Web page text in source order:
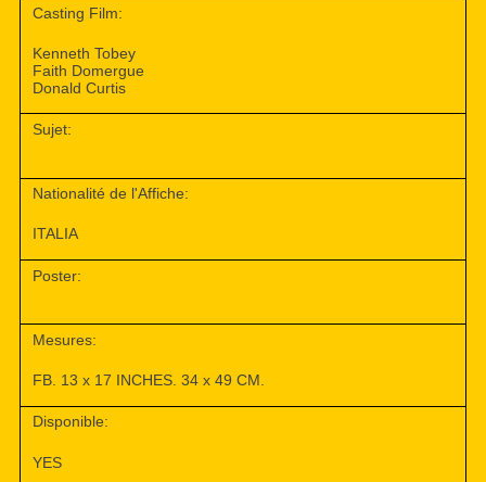
Casting Film:
Kenneth Tobey
Faith Domergue
Donald Curtis
Sujet:
Nationalité de l'Affiche:
ITALIA
Poster:
Mesures:
FB. 13 x 17 INCHES. 34 x 49 CM.
Disponible:
YES